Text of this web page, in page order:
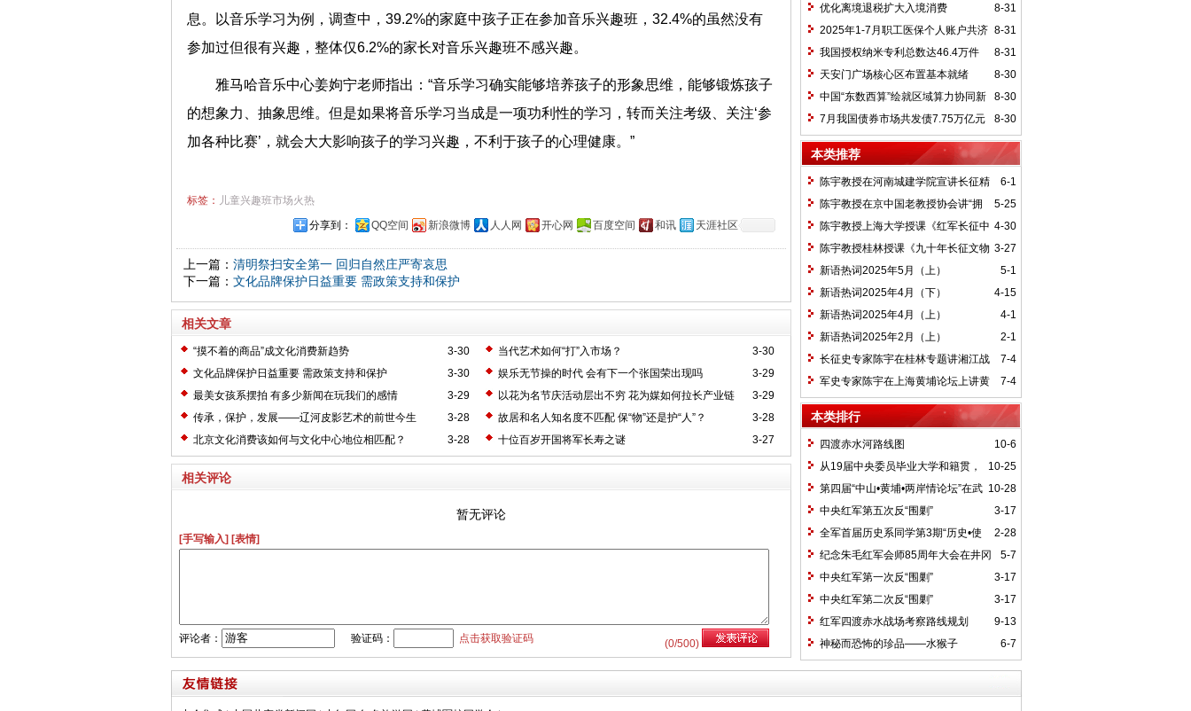
息。以音乐学习为例，调查中，39.2%的家庭中孩子正在参加音乐兴趣班，32.4%的虽然没有
参加过但很有兴趣，整体仅6.2%的家长对音乐兴趣班不感兴趣。
雅马哈音乐中心姜姁宁老师指出：“音乐学习确实能够培养孩子的形象思维，能够锻炼孩子
的想象力、抽象思维。但是如果将音乐学习当成是一项功利性的学习，转而关注考级、关注‘参
加各种比赛’，就会大大影响孩子的学习兴趣，不利于孩子的心理健康。”
标签： 儿童兴趣班市场火热
分享到：
QQ空间 新浪微博 人人网 开心网 百度空间 和讯 天涯社区
上一篇： 清明祭扫安全第一 回归自然庄严寄哀思
下一篇： 文化品牌保护日益重要 需政策支持和保护
相关文章
3-30
“摸不着的商品”成文化消费新趋势 3-30
当代艺术如何“打”入市场？
3-30
文化品牌保护日益重要 需政策支持和保护 3-29
娱乐无节操的时代 会有下一个张国荣出现吗
3-29
最美女孩系摆拍 有多少新闻在玩我们的感情 3-29
以花为名节庆活动层出不穷 花为媒如何拉长产业链
3-28
传承，保护，发展——辽河皮影艺术的前世今生 3-28
故居和名人知名度不匹配 保“物”还是护“人”？
3-28
北京文化消费该如何与文化中心地位相匹配？ 3-27
十位百岁开国将军长寿之谜
相关评论
暂无评论
[手写输入] [表情]
(0/500)
评论者： 验证码： 点击获取验证码
鉴赏》
8-31
优化离境退税扩大入境消费
8-31
2025年1-7月职工医保个人账户共济
2.31亿人次 共济金额304.57亿元
8-31
我国授权纳米专利总数达46.4万件
8-30
天安门广场核心区布置基本就绪
8-30
中国“东数西算”绘就区域算力协同新
图景
8-30
7月我国债券市场共发债7.75万亿元
本类推荐
6-1
陈宇教授在河南城建学院宣讲长征精
神及红25军长征史
5-25
陈宇教授在京中国老教授协会讲“拥
抱中华新文明”
4-30
陈宇教授上海大学授课《红军长征中
的黄埔师生》
3-27
陈宇教授桂林授课《九十年长征文物
鉴赏》
5-1
新语热词2025年5月（上）
4-15
新语热词2025年4月（下）
4-1
新语热词2025年4月（上）
2-1
新语热词2025年2月（上）
7-4
长征史专家陈宇在桂林专题讲湘江战
役精神
7-4
军史专家陈宇在上海黄埔论坛上讲黄
埔精神与国家统一大业
本类排行
10-6
四渡赤水河路线图
10-25
从19届中央委员毕业大学和籍贯，
看当代中国文化区域积淀
10-28
第四届“中山•黄埔•两岸情论坛”在武
汉举行
3-17
中央红军第五次反“围剿”
2-28
全军首届历史系同学第3期“历史•使
命”论坛纪要
5-7
纪念朱毛红军会师85周年大会在井冈
山召开
3-17
中央红军第一次反“围剿”
3-17
中央红军第二次反“围剿”
9-13
红军四渡赤水战场考察路线规划
6-7
神秘而恐怖的珍品——水猴子